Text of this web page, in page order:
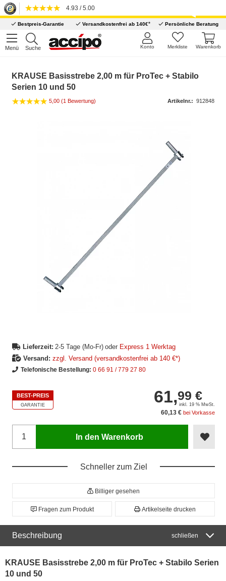
4.93 / 5.00
Bestpreis-Garantie Versandkostenfrei ab 140€* Persönliche Beratung
Menü Suche Warenkorb
Merkliste
Konto
KRAUSE Basisstrebe 2,00 m für ProTec + Stabilo
Serien 10 und 50
5,00 (1 Bewertung) Artikelnr.: 912848
Lieferzeit: 2-5 Tage (Mo-Fr) oder Express 1 Werktag
Versand: zzgl. Versand (versandkostenfrei ab 140 €*)
Telefonische Bestellung: 0 66 91 / 779 27 80
BEST-PREIS
GARANTIE 61,99 €
inkl. 19 % MwSt.
60,13 € bei Vorkasse
In den Warenkorb
Schneller zum Ziel
Billiger gesehen
Fragen zum Produkt Artikelseite drucken
Beschreibung schließen
KRAUSE Basisstrebe 2,00 m für ProTec + Stabilo Serien
10 und 50